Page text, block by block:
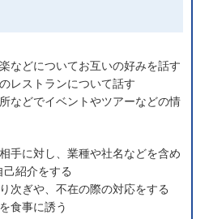
などについてお互いの好みを話す
レストランについて話す
などでイベントやツアーなどの情
手に対し、業種や社名などを含め
己紹介をする
次ぎや、不在の際の対応をする
食事に誘う